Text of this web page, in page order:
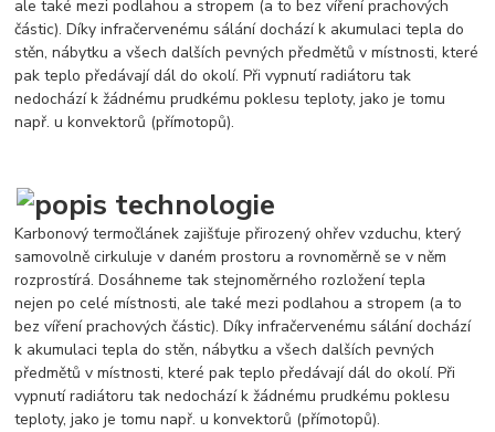
ale také mezi podlahou a stropem (a to bez víření prachových
částic). Díky infračervenému sálání dochází k akumulaci tepla do
stěn, nábytku a všech dalších pevných předmětů v místnosti, které
pak teplo předávají dál do okolí. Při vypnutí radiátoru tak
nedochází k žádnému prudkému poklesu teploty, jako je tomu
např. u konvektorů (přímotopů).
Karbonový termočlánek zajišťuje přirozený ohřev vzduchu, který
samovolně cirkuluje v daném prostoru a rovnoměrně se v něm
rozprostírá. Dosáhneme tak stejnoměrného rozložení tepla
nejen po celé místnosti, ale také mezi podlahou a stropem (a to
bez víření prachových částic). Díky infračervenému sálání dochází
k akumulaci tepla do stěn, nábytku a všech dalších pevných
předmětů v místnosti, které pak teplo předávají dál do okolí. Při
vypnutí radiátoru tak nedochází k žádnému prudkému poklesu
teploty, jako je tomu např. u konvektorů (přímotopů).